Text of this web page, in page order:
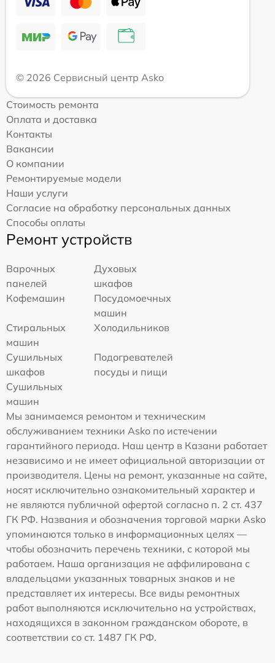
© 2026 Сервисный центр Asko
Стоимость ремонта
Оплата и доставка
Контакты
Вакансии
О компании
Ремонтируемые модели
Наши услуги
Согласие на обработку персональных данных
Способы оплаты
Ремонт устройств
Варочных
панелей
Духовых
шкафов
Кофемашин
Посудомоечных
машин
Стиральных
машин
Холодильников
Сушильных
шкафов
Подогревателей
посуды и пищи
Сушильных
машин
Мы занимаемся ремонтом и техническим
обслуживанием техники Asko по истечении
гарантийного периода. Наш центр в Казани работает
независимо и не имеет официальной авторизации от
производителя. Цены на ремонт, указанные на сайте,
носят исключительно ознакомительный характер и
не являются публичной офертой согласно п. 2 ст. 437
ГК РФ. Названия и обозначения торговой марки Asko
упоминаются только в информационных целях —
чтобы обозначить перечень техники, с которой мы
работаем. Наша организация не аффилирована с
владельцами указанных товарных знаков и не
представляет их интересы. Все виды ремонтных
работ выполняются исключительно на устройствах,
находящихся в законном гражданском обороте, в
соответствии со ст. 1487 ГК РФ.